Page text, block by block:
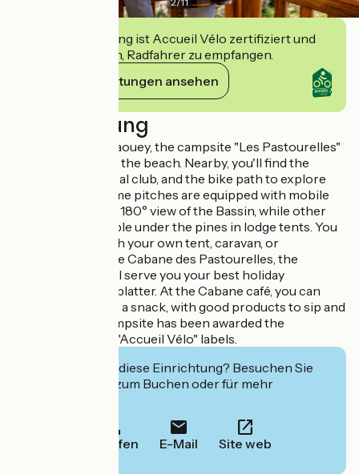
Diese Einrichtung ist Accueil Vélo zertifiziert und
verpflichtet sich, Radfahrer zu empfangen.
Ihre Verpflichtungen ansehen
Beschreibung
In the village of Claouey, the campsite "Les Pastourelles"
is located right on the beach. Nearby, you'll find the
market, the nautical club, and the bike path to explore
the peninsula. Some pitches are equipped with mobile
homes and offer a 180° view of the Bassin, while other
pitches are available under the pines in lodge tents. You
can also come with your own tent, caravan, or
motorhome. At the Cabane des Pastourelles, the
reception staff will serve you your best holiday
experiences on a platter. At the Cabane café, you can
meet for coffee or a snack, with good products to sip and
nibble on. The campsite has been awarded the
"Vélodyssée" and "Accueil Vélo" labels.
Interessiert Sie diese Einrichtung? Besuchen Sie
deren Website zum Buchen oder für mehr
Anrufen E-Mail Site web